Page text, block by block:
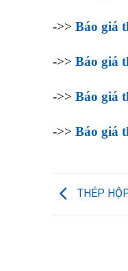
->> Báo giá
->> Báo giá
->> Báo giá
->> Báo giá
THÉP